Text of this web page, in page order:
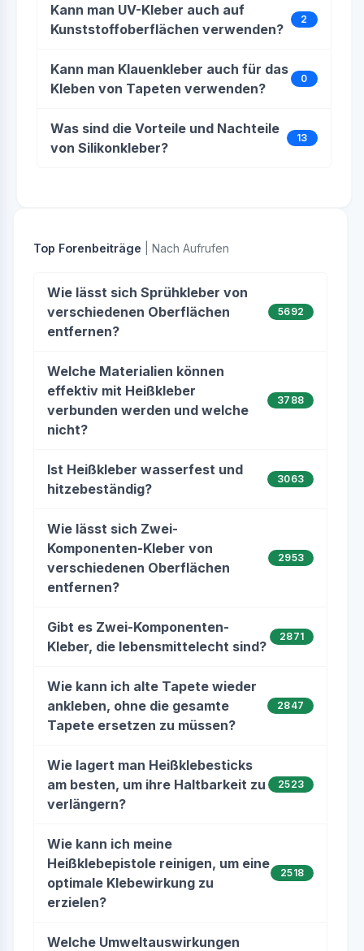
Kann man UV-Kleber auch auf
Kunststoffoberflächen verwenden?
2
Kann man Klauenkleber auch für das
Kleben von Tapeten verwenden?
0
Was sind die Vorteile und Nachteile
von Silikonkleber?
13
Top Forenbeiträge | Nach Aufrufen
Wie lässt sich Sprühkleber von
verschiedenen Oberflächen
entfernen?
5692
Welche Materialien können
effektiv mit Heißkleber
verbunden werden und welche
nicht?
3788
Ist Heißkleber wasserfest und
hitzebeständig?
3063
Wie lässt sich Zwei-
Komponenten-Kleber von
verschiedenen Oberflächen
entfernen?
2953
Gibt es Zwei-Komponenten-
Kleber, die lebensmittelecht sind?
2871
Wie kann ich alte Tapete wieder
ankleben, ohne die gesamte
Tapete ersetzen zu müssen?
2847
Wie lagert man Heißklebesticks
am besten, um ihre Haltbarkeit zu
verlängern?
2523
Wie kann ich meine
Heißklebepistole reinigen, um eine
optimale Klebewirkung zu
erzielen?
2518
Welche Umweltauswirkungen